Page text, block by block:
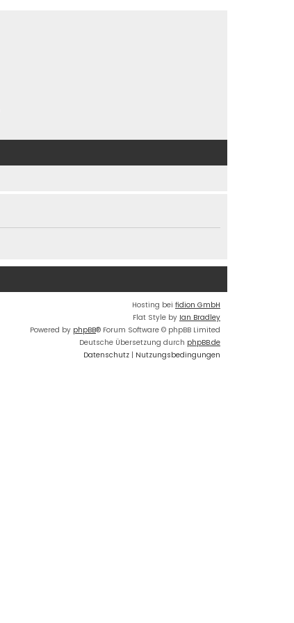
Hosting bei fidion GmbH
Flat Style by Ian Bradley
Powered by phpBB® Forum Software © phpBB Limited
Deutsche Übersetzung durch phpBB.de
Datenschutz | Nutzungsbedingungen